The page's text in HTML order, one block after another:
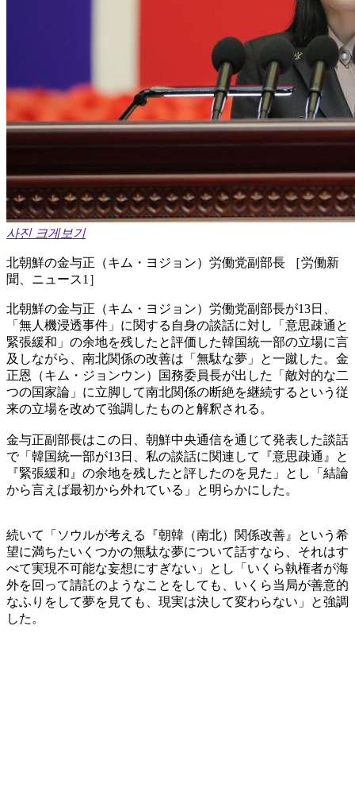
사진 크게보기
北朝鮮の金与正（キム・ヨジョン）労働党副部長 ［労働新
聞、ニュース1］
北朝鮮の金与正（キム・ヨジョン）労働党副部長が13日、
「無人機浸透事件」に関する自身の談話に対し「意思疎通と
緊張緩和」の余地を残したと評価した韓国統一部の立場に言
及しながら、南北関係の改善は「無駄な夢」と一蹴した。金
正恩（キム・ジョンウン）国務委員長が出した「敵対的な二
つの国家論」に立脚して南北関係の断絶を継続するという従
来の立場を改めて強調したものと解釈される。
金与正副部長はこの日、朝鮮中央通信を通じて発表した談話
で「韓国統一部が13日、私の談話に関連して『意思疎通』と
『緊張緩和』の余地を残したと評したのを見た」とし「結論
から言えば最初から外れている」と明らかにした。
続いて「ソウルが考える『朝韓（南北）関係改善』という希
望に満ちたいくつかの無駄な夢について話すなら、それはす
べて実現不可能な妄想にすぎない」とし「いくら執権者が海
外を回って請託のようなことをしても、いくら当局が善意的
なふりをして夢を見ても、現実は決して変わらない」と強調
した。